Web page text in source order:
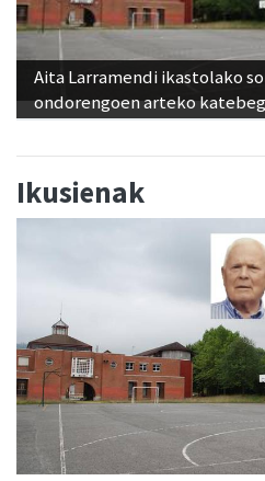
Aita Larramendi ikastolako
ondorengoen arteko
Ikusienak